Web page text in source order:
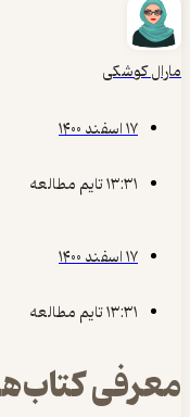
مارال کوشکی
۱۷ اسفند ۱۴۰۰
۱۳:۳۱ تایم مطالعه
۱۷ اسفند ۱۴۰۰
۱۳:۳۱ تایم مطالعه
معرفی